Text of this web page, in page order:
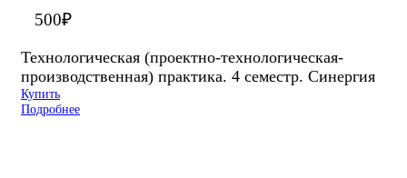
500₽
Технологическая (проектно-технологическая-
производственная) практика. 4 семестр. Синергия
Купить
Подробнее